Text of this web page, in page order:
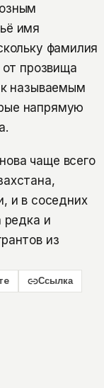
имя
фамилия
от прозвища
называемым
напрямую
чаще всего
и в соседних
редка и
из
Ссылка